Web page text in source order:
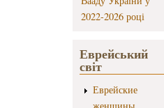
2022-2026 році
Еврейський
світ
Еврейские